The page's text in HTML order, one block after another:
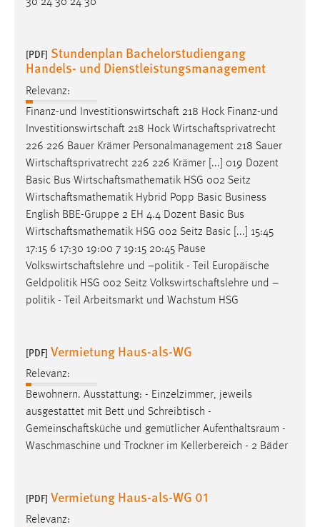
30 24 30 24 30
[PDF] Stundenplan Bachelorstudiengang
Handels- und Dienstleistungsmanagement
Relevanz:
Finanz-und
Investitionswirtschaft 218 Hock Finanz-und
Investitionswirtschaft 218 Hock Wirtschaftsprivatrecht
226 226 Bauer Krämer Personalmanagement 218 Sauer
Wirtschaftsprivatrecht 226 226 Krämer [...] 019 Dozent
Basic Bus Wirtschaftsmathematik HSG 002 Seitz
Wirtschaftsmathematik Hybrid Popp Basic Business
English BBE-Gruppe 2 EH 4.4 Dozent Basic Bus
Wirtschaftsmathematik HSG 002 Seitz Basic [...] 15:45
17:15 6 17:30 19:00 7 19:15 20:45 Pause
Volkswirtschaftslehre und –politik - Teil Europäische
Geldpolitik HSG 002 Seitz Volkswirtschaftslehre und –
politik - Teil Arbeitsmarkt und Wachstum HSG
[PDF] Vermietung Haus-als-WG
Relevanz:
Bewohnern. Ausstattung: - Einzelzimmer, jeweils
ausgestattet mit Bett und Schreibtisch -
Gemeinschaftsküche und gemütlicher Aufenthaltsraum -
Waschmaschine und Trockner im Kellerbereich - 2 Bäder
[PDF] Vermietung Haus-als-WG 01
Relevanz:
5e9dbeb1811c0446 = Sitzungslaufzeit, mibew_locale = 3
Jahre, MIBEW_UserID = 1 Jahr
Login
Name:
fe_user, be_user, be_lastLoginProvider
Zweck:
Dieser Cookie ist notwendig um sich an der Website
einloggen zu können.
Cookie Laufzeit:
24 Stunden
Diese Informationen helfen uns zu verstehen, wie
unsere Besucher unsere Website nutzen.
Matomo
Name:
_pk_ref, _pk_cvar, _pk_id, _pk_ses
Zugriffsstatistik
Cookie Laufzeit: